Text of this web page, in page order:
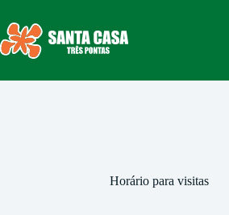
Horário para visitas